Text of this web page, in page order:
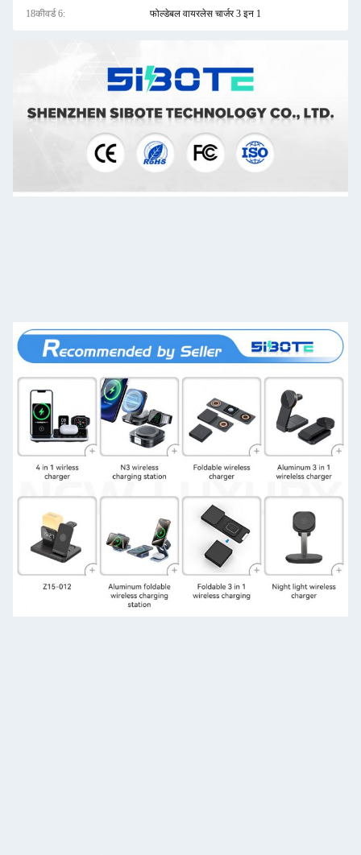
18कीवर्ड 6: फोल्डेबल वायरलेस चार्जर 3 इन 1